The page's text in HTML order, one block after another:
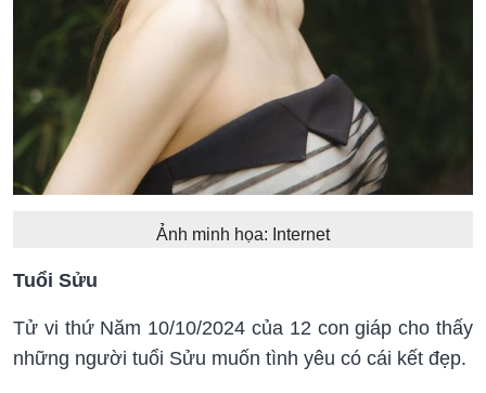
Ảnh minh họa: Internet
Tuổi Sửu
Tử vi thứ Năm 10/10/2024 của 12 con giáp cho thấy
những người tuổi Sửu muốn tình yêu có cái kết đẹp.